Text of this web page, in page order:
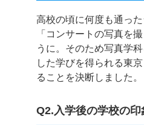
高校の頃に何度も通っ
「コンサートの写真を
うに。そのため写真学
した学びを得られる東
ることを決断しました。
Q2.入学後の学校の印